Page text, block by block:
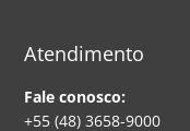
Atendimento
Fale conosco:
+55 (48) 3658-9000